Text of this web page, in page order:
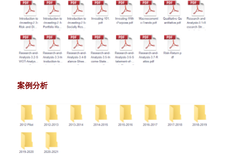
案例分析